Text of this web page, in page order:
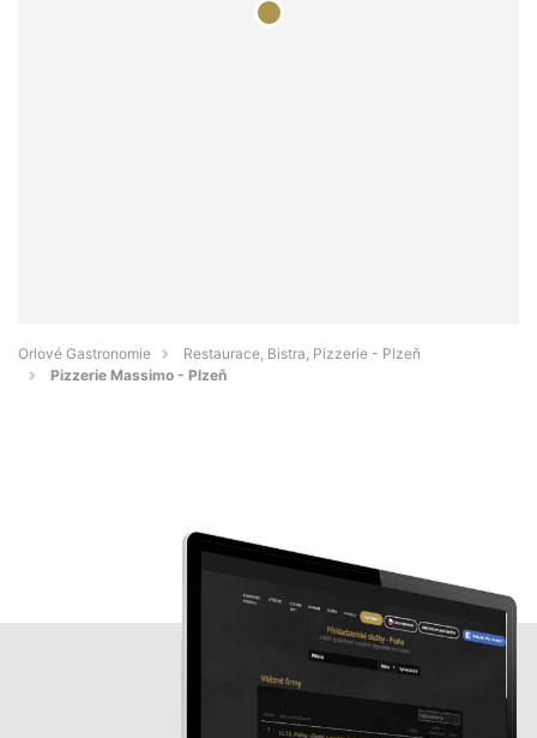
Orlové Gastronomie
Restaurace, Bistra, Pizzerie - Plzeň
Pizzerie Massimo - Plzeň